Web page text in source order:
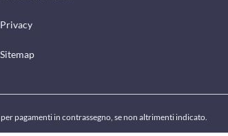
Privacy
Sitemap
pagamenti in contrassegno, se non altrimenti indicato.